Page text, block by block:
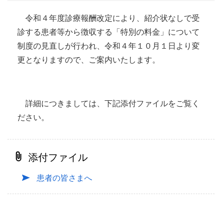
令和４年度診療報酬改定により、紹介状なしで受
診する患者等から徴収する「特別の料金」について
制度の見直しが行われ、令和４年１０月１日より変
更となりますので、ご案内いたします。
詳細につきましては、下記添付ファイルをご覧く
ださい。
添付ファイル
患者の皆さまへ